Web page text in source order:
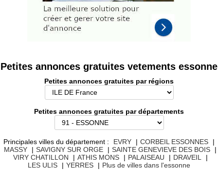
Petites annonces gratuites vetements essonne
Petites annonces gratuites par régions
Petites annonces gratuites par départements
Principales villes du département : EVRY | CORBEIL ESSONNES
|
MASSY
| SAVIGNY SUR ORGE | SAINTE GENEVIEVE DES BOIS
|
VIRY CHATILLON
| ATHIS MONS | PALAISEAU | DRAVEIL
|
LES ULIS
| YERRES | Plus de villes dans l'essonne